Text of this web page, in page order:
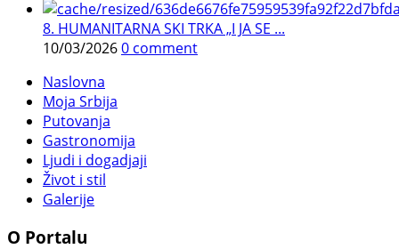
8. HUMANITARNA SKI TRKA „I JA SE ...
10/03/20260 comment
Naslovna
Moja Srbija
Putovanja
Gastronomija
Ljudi i dogadjaji
Život i stil
Galerije
O Portalu